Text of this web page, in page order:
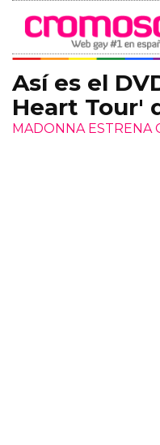
Así es el
Heart Tour'
MADONNA ESTRENA